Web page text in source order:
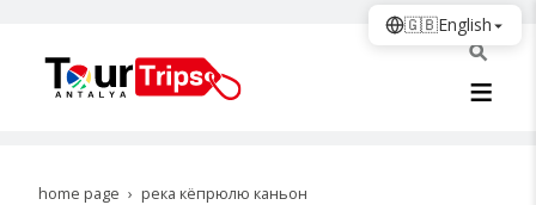
home page река кёпрюлю каньон
🇬🇧English